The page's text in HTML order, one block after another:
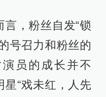
，粉丝自发“锁
号召力和粉丝的
员的成长并不
“戏未红，人先